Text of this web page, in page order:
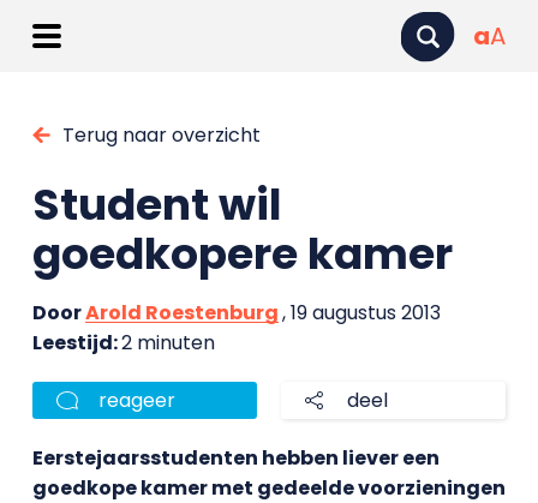
aA
Terug naar overzicht
Student wil
goedkopere kamer
DoorArold Roestenburg, 19 augustus 2013
Leestijd:2 minuten
reageer deel
Eerstejaarsstudenten hebben liever een
goedkope kamer met gedeelde voorzieningen